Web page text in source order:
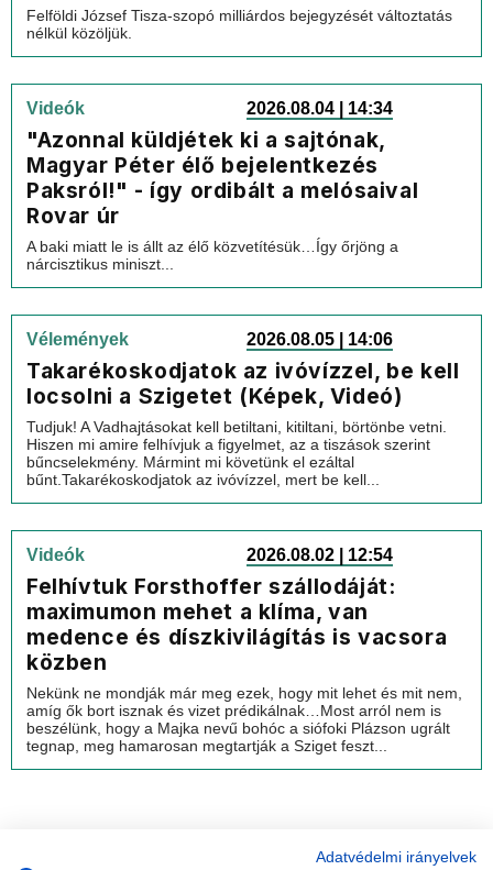
Felföldi József Tisza-szopó milliárdos bejegyzését változtatás
nélkül közöljük.
Videók 2026.08.04 | 14:34
"Azonnal küldjétek ki a sajtónak,
Magyar Péter élő bejelentkezés
Paksról!" - így ordibált a melósaival
Rovar úr
A baki miatt le is állt az élő közvetítésük…Így őrjöng a
nárcisztikus miniszt...
Vélemények 2026.08.05 | 14:06
Takarékoskodjatok az ivóvízzel, be kell
locsolni a Szigetet (Képek, Videó)
Tudjuk! A Vadhajtásokat kell betiltani, kitiltani, börtönbe vetni.
Hiszen mi amire felhívjuk a figyelmet, az a tiszások szerint
bűncselekmény. Mármint mi követünk el ezáltal
bűnt.Takarékoskodjatok az ivóvízzel, mert be kell...
Videók 2026.08.02 | 12:54
Felhívtuk Forsthoffer szállodáját:
maximumon mehet a klíma, van
medence és díszkivilágítás is vacsora
közben
Nekünk ne mondják már meg ezek, hogy mit lehet és mit nem,
amíg ők bort isznak és vizet prédikálnak…Most arról nem is
beszélünk, hogy a Majka nevű bohóc a siófoki Plázson ugrált
tegnap, meg hamarosan megtartják a Sziget feszt...
Adatvédelmi irányelvek